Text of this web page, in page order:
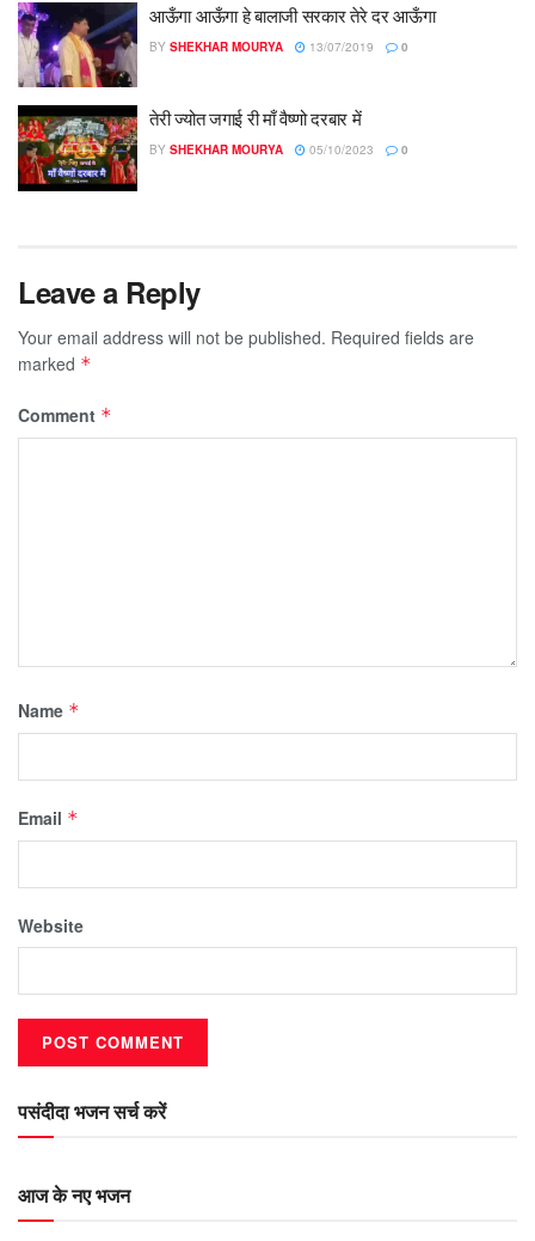
आऊँगा आऊँगा हे बालाजी सरकार तेरे दर आऊँगा
BY SHEKHAR MOURYA 13/07/2019 0
तेरी ज्योत जगाई री माँ वैष्णो दरबार में
BY SHEKHAR MOURYA 05/10/2023 0
Leave a Reply
Your email address will not be published. Required fields are
marked *
Comment *
Name *
Email *
Website
पसंदीदा भजन सर्च करें
आज के नए भजन